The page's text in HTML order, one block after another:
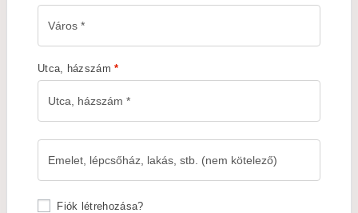
Utca, házszám*
Fiók létrehozása?